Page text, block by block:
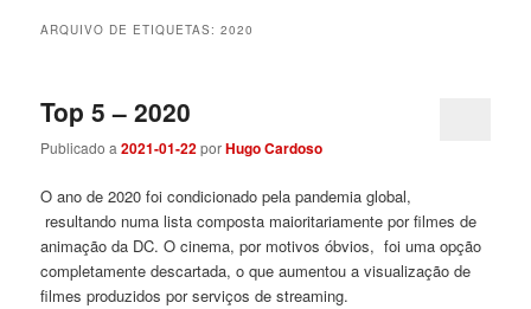
ARQUIVO DE ETIQUETAS:2020
Top 5 – 2020
Publicado a2021-01-22porHugo Cardoso
O ano de 2020 foi condicionado pela pandemia global,
resultando numa lista composta maioritariamente por filmes de
animação da DC. O cinema, por motivos óbvios, foi uma opção
completamente descartada, o que aumentou a visualização de
filmes produzidos por serviços de streaming.